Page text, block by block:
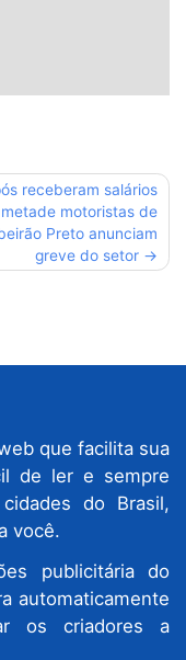
receberam salários
motoristas de
Preto anunciam
greve do setor
que facilita sua
de ler e sempre
do Brasil,
você.
publicitária do
automaticamente
os criadores a